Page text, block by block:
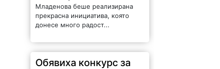
Обявиха конкурс за
управител на МБАЛ-
Козлодуй